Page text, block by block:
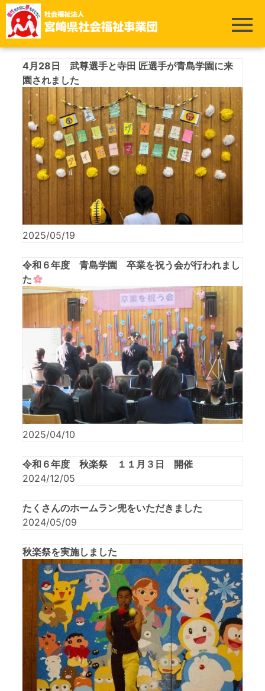
ホーム>青島学園
4月28日 武尊選手と寺田 匠選手が青島学園に来
園されました
2025/05/19
令和６年度 青島学園 卒業を祝う会が行われまし
た
2025/04/10
令和６年度 秋楽祭 １１月３日 開催
2024/12/05
たくさんのホームラン兜をいただきました
2024/05/09
秋楽祭を実施しました